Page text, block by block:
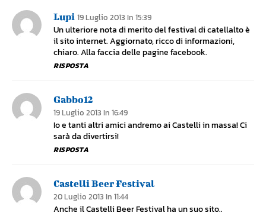
Lupi 19 Luglio 2013 In 15:39
Un ulteriore nota di merito del festival di catellalto è
il sito internet. Aggiornato, ricco di informazioni,
chiaro. Alla faccia delle pagine facebook.
RISPOSTA
Gabbo12
19 Luglio 2013 In 16:49
Io e tanti altri amici andremo ai Castelli in massa! Ci
sarà da divertirsi!
RISPOSTA
Castelli Beer Festival
20 Luglio 2013 In 11:44
Anche il Castelli Beer Festival ha un suo sito..